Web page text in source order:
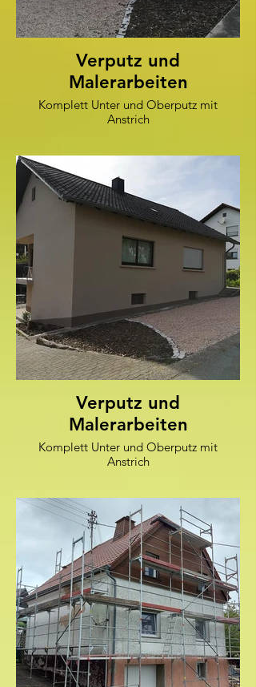
Verputz und
Malerarbeiten
Komplett Unter und Oberputz mit
Anstrich
Verputz und
Malerarbeiten
Komplett Unter und Oberputz mit
Anstrich